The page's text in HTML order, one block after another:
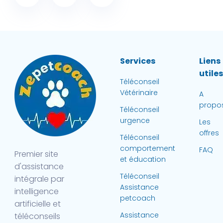
Premier site
d'assistance
intégrale par
intelligence
artificielle et
téléconseils
Services
Téléconseil
Vétérinaire
Téléconseil
urgence
Téléconseil
comportement
et éducation
Téléconseil
Assistance
petcoach
Assistance
Liens
utiles
A
Les
offres
FAQ